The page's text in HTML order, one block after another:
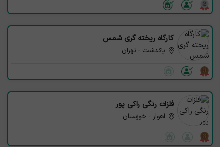
کارگاه ریخته گری شمس
پاکدشت - تهران
فلزات رنگی راکی پور
اهواز - خوزستان